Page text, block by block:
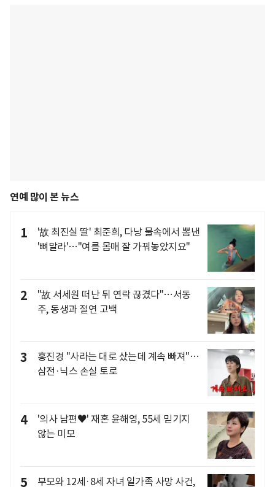
연예 많이 본 뉴스
1
'故 최진실 딸' 최준희, 다낭 물속에서 뽐낸
'뼈말라'…"여름 몸매 잘 가꿔놓았지요"
2
"故 서세원 떠난 뒤 연락 끊겼다"…서동
주, 동생과 절연 고백
3
홍진경 "사라는 대로 샀는데 계속 빠져"…
삼전·닉스 손실 토로
4
'의사 남편♥' 재혼 윤해영, 55세 믿기지
않는 미모
5
부모와 12세·8세 자녀 일가족 사망 사건,